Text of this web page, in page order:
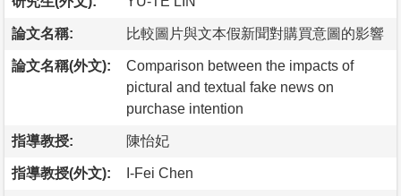
論文名稱: 比較圖片與文本假新聞對購買意圖的影響
論文名稱(外文):
Comparison between the impacts of
pictural and textual fake news on
purchase intention
指導教授: 陳怡妃
指導教授(外文): I-Fei Chen